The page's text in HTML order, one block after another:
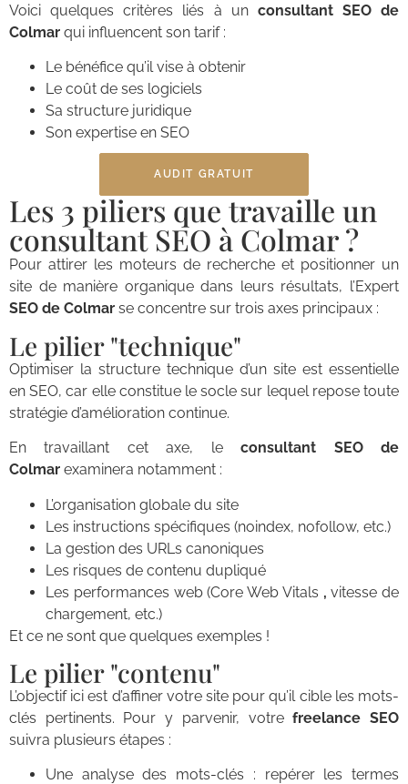
Voici quelques critères liés à un consultant SEO de
Colmar qui influencent son tarif :
Le bénéfice qu’il vise à obtenir
Le coût de ses logiciels
Sa structure juridique
Son expertise en SEO
AUDIT GRATUIT
Les 3 piliers que travaille un
consultant SEO à Colmar ?
Pour attirer les moteurs de recherche et positionner un
site de manière organique dans leurs résultats, l’Expert
SEO de Colmar se concentre sur trois axes principaux :
Le pilier "technique"
Optimiser la structure technique d’un site est essentielle
en SEO, car elle constitue le socle sur lequel repose toute
stratégie d’amélioration continue.
En travaillant cet axe, leconsultant SEO de
Colmar examinera notamment :
L’organisation globale du site
Les instructions spécifiques (noindex, nofollow, etc.)
La gestion des URLs canoniques
Les risques de contenu dupliqué
Les performances web (Core Web Vitals , vitesse de
chargement, etc.)
Et ce ne sont que quelques exemples !
Le pilier "contenu"
L’objectif ici est d’affiner votre site pour qu’il cible les mots-
clés pertinents. Pour y parvenir, votrefreelance SEO
suivra plusieurs étapes :
Une analyse des mots-clés : repérer les termes